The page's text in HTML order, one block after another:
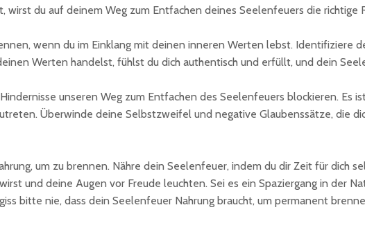
du auf deinem Weg zum Entfachen deines Seelenfeuers die richtige
wenn du im Einklang mit deinen inneren Werten lebst. Identifiziere
Werten handelst, fühlst du dich authentisch und erfüllt, und dein
unseren Weg zum Entfachen des Seelenfeuers blockieren. Es
Überwinde deine Selbstzweifel und negative Glaubenssätze, die
um zu brennen. Nähre dein Seelenfeuer, indem du dir Zeit für dich
und deine Augen vor Freude leuchten. Sei es ein Spaziergang in der
bitte nie, dass dein Seelenfeuer Nahrung braucht, um permanent